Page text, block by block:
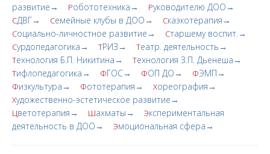
развитие→
Робототехника→ Руководителю ДОО→
СДВГ→ Семейные клубы в ДОО→ Сказкотерапия→
Социально-личностное развитие→ Старшему воспит.→
Сурдопедагогика→ ТРИЗ→ Театр. деятельность→
Технология Б.П. Никитина→ Технология З.П. Дьенеша→
Тифлопедагогика→ ФГОС→ ФОП ДО→ ФЭМП→
Физкультура→ Фототерапия→ Хореография→
Художественно-эстетическое развитие→
Цветотерапия→ Шахматы→ Экспериментальная
деятельность в ДОО→
Эмоциональная сфера→